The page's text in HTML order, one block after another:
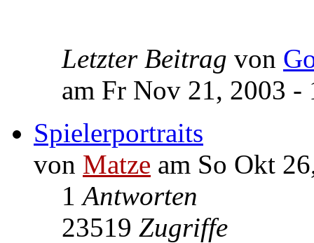
Letzter Beitrag von
am Fr Nov 21, 2003 -
Spielerportraits
von Matze am So Okt
1Antworten
23519 Zugriffe